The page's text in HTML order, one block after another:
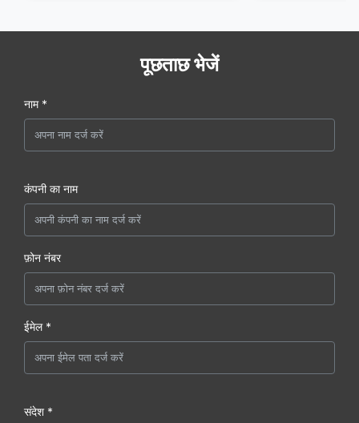
पूछताछ भेजें
नाम *
कंपनी का नाम
फ़ोन नंबर
ईमेल *
संदेश *